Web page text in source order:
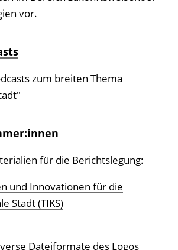
vor.
zum breiten Thema
für die Berichtslegung:
und Innovationen für die
Stadt (TIKS)
Dateiformate des Logos